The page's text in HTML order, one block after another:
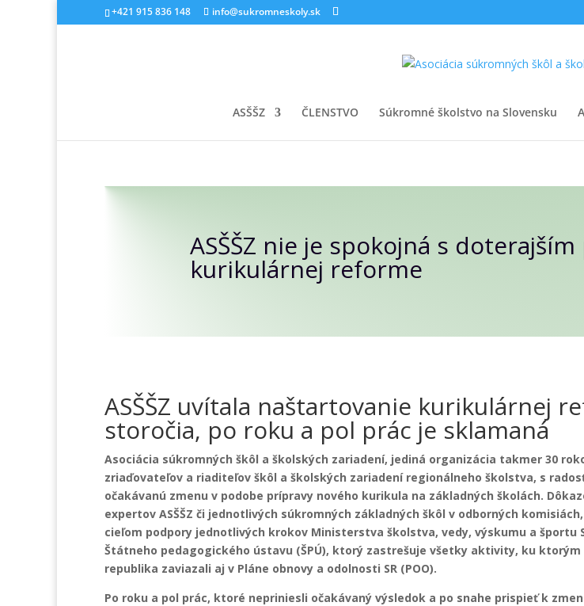
+421 915 836 148 info@sukromneskoly.sk
ASŠŠZ ČLENSTVO Súkromné školstvo na Slovensku
ASŠŠZ nie je spokojná s
kurikulárnej reforme
ASŠŠZ uvítala naštartovanie kurikulárnej
storočia, po roku a pol prác je sklamaná
Asociácia súkromných škôl a školských zariadení, jediná organizácia takmer 30
zriaďovateľov a riaditeľov škôl a školských zariadení regionálneho školstva, s
očakávanú zmenu v podobe prípravy nového kurikula na základných školách.
expertov ASŠŠZ či jednotlivých súkromných základných škôl v odborných
cieľom podpory jednotlivých krokov Ministerstva školstva, vedy, výskumu a športu
Štátneho pedagogického ústavu (ŠPÚ), ktorý zastrešuje všetky aktivity, ku ktorým
republika zaviazali aj v Pláne obnovy a odolnosti SR (POO).
Po roku a pol prác, ktoré nepriniesli očakávaný výsledok a po snahe prispieť k